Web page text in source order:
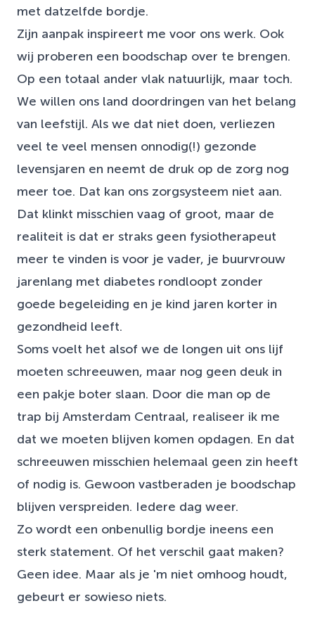
met datzelfde bordje.
Zijn aanpak inspireert me voor ons werk. Ook
wij proberen een boodschap over te brengen.
Op een totaal ander vlak natuurlijk, maar toch.
We willen ons land doordringen van het belang
van leefstijl. Als we dat niet doen, verliezen
veel te veel mensen onnodig(!) gezonde
levensjaren en neemt de druk op de zorg nog
meer toe. Dat kan ons zorgsysteem niet aan.
Dat klinkt misschien vaag of groot, maar de
realiteit is dat er straks geen fysiotherapeut
meer te vinden is voor je vader, je buurvrouw
jarenlang met diabetes rondloopt zonder
goede begeleiding en je kind jaren korter in
gezondheid leeft.
Soms voelt het alsof we de longen uit ons lijf
moeten schreeuwen, maar nog geen deuk in
een pakje boter slaan. Door die man op de
trap bij Amsterdam Centraal, realiseer ik me
dat we moeten blijven komen opdagen. En dat
schreeuwen misschien helemaal geen zin heeft
of nodig is. Gewoon vastberaden je boodschap
blijven verspreiden. Iedere dag weer.
Zo wordt een onbenullig bordje ineens een
sterk statement. Of het verschil gaat maken?
Geen idee. Maar als je 'm niet omhoog houdt,
gebeurt er sowieso niets.